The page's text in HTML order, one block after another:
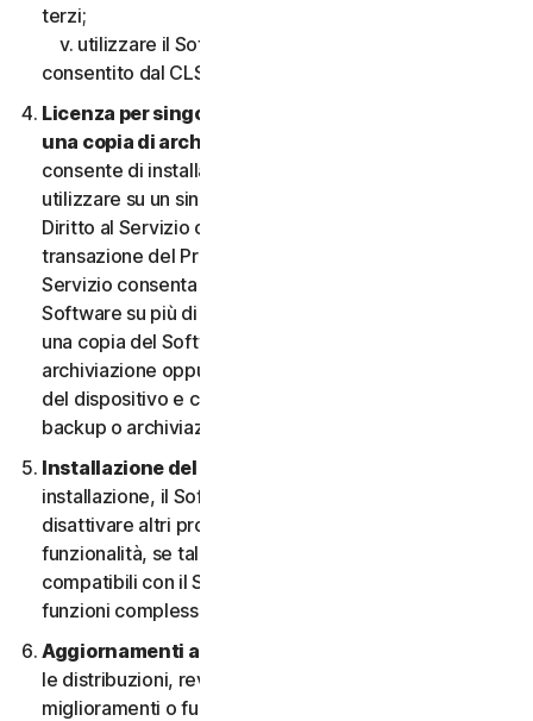
terzi;
v. utilizzare il Software in qualsiasi modo non
consentito dal CLS.
Licenza per singolo dispositivo; consentita solo
una copia di archivio o di backup.
consente di installare solo una copia del Software da
utilizzare su un singolo Dispositivo, a meno che il
Diritto al Servizio o la documentazione relativa alla
transazione del Provider da cui è stato ottenuto il
Servizio consenta espressamente di utilizzare il
Software su più di un Dispositivo. È possibile eseguire
una copia del Software avente finalità di backup o
archiviazione oppure copiare il Software sull’hard disk
del dispositivo e conservare l’originale solo per fini di
backup o archiviazione.
Installazione del software.
installazione, il Software potrebbe disinstallare o
disattivare altri prodotti per la sicurezza, o le relative
funzionalità, se tali prodotti o funzionalità non sono
compatibili con il Software o allo scopo di migliorare le
funzioni complessive del Software.
Aggiornamenti automatici dei contenuti.
le distribuzioni, revisioni, aggiornamenti,
miglioramenti o funzionalità saranno disponibili su